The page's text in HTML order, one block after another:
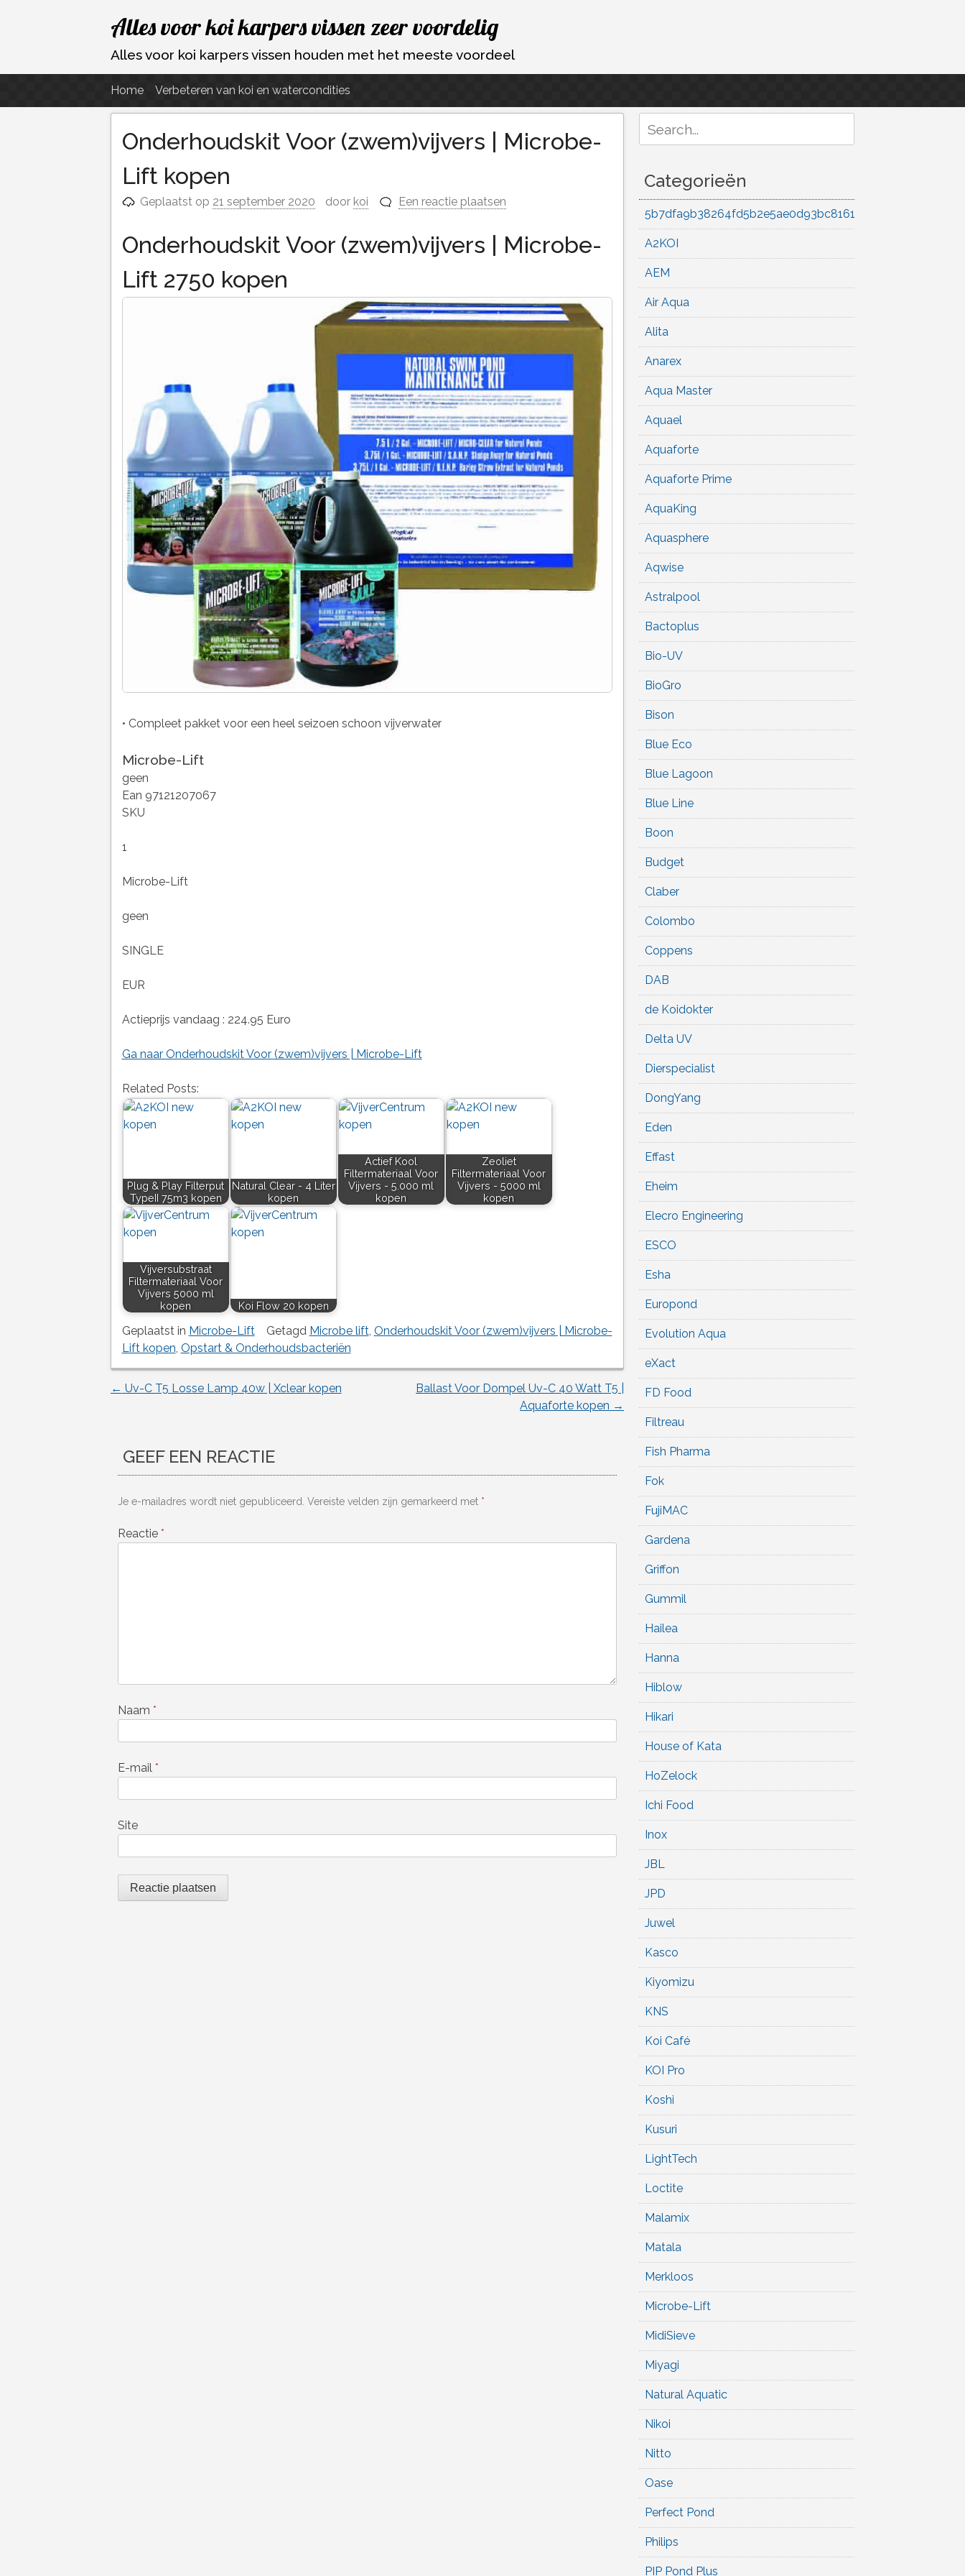
Ga
naar
de
Alles voor koi karpers vissen zeer voordelig
Alles voor koi karpers vissen houden met het meeste voordeel
Home Verbeteren van koi en watercondities
Onderhoudskit Voor (zwem)vijvers | Microbe-
Lift kopen
Geplaatst op 21 september 2020 door koi Een reactie plaatsen
Onderhoudskit Voor (zwem)vijvers | Microbe-
Lift 2750 kopen
• Compleet pakket voor een heel seizoen schoon vijverwater
Microbe-Lift
geen
Ean 97121207067
SKU
1
Microbe-Lift
geen
SINGLE
EUR
Actieprijs vandaag : 224.95 Euro
Ga naar Onderhoudskit Voor (zwem)vijvers | Microbe-Lift
Related Posts:
Plug & Play Filterput
TypeII 75m3 kopen
Natural Clear - 4 Liter
kopen
Actief Kool
Filtermateriaal Voor
Vijvers - 5.000 ml
kopen
Zeoliet
Filtermateriaal Voor
Vijvers - 5000 ml
kopen
Vijversubstraat
Filtermateriaal Voor
Vijvers 5000 ml
kopen
Koi Flow 20 kopen
Geplaatst in Microbe-Lift Getagd Microbe lift, Onderhoudskit Voor (zwem)vijvers | Microbe-
Lift kopen Opstart & Onderhoudsbacteriën
Berichtnavigatie
← Uv-C T5 Losse Lamp 40w | Xclear kopen
Ballast Voor Dompel Uv-C 40 Watt T5 |
Aquaforte kopen →
GEEF EEN REACTIE
Je e-mailadres wordt niet gepubliceerd. Vereiste velden zijn gemarkeerd met *
Reactie *
Naam *
E-mail *
Site
for:
Categorieën
5b7dfa9b38264fd5b2e5ae0d93bc8161
A2KOI
AEM
Air Aqua
Alita
Anarex
Aqua Master
Aquael
Aquaforte
Aquaforte Prime
AquaKing
Aquasphere
Aqwise
Astralpool
Bactoplus
Bio-UV
BioGro
Bison
Blue Eco
Blue Lagoon
Blue Line
Boon
Budget
Claber
Colombo
Coppens
DAB
de Koidokter
Delta UV
Dierspecialist
DongYang
Eden
Effast
Eheim
Elecro Engineering
ESCO
Esha
Europond
Evolution Aqua
eXact
FD Food
Filtreau
Fish Pharma
Fok
FujiMAC
Gardena
Griffon
Gummil
Hailea
Hanna
Hiblow
Hikari
House of Kata
HoZelock
Ichi Food
Inox
JBL
JPD
Juwel
Kasco
Kiyomizu
KNS
Koi Café
KOI Pro
Koshi
Kusuri
LightTech
Loctite
Malamix
Matala
Merkloos
Microbe-Lift
MidiSieve
Miyagi
Natural Aquatic
Nikoi
Nitto
Oase
Perfect Pond
Philips
PIP Pond Plus